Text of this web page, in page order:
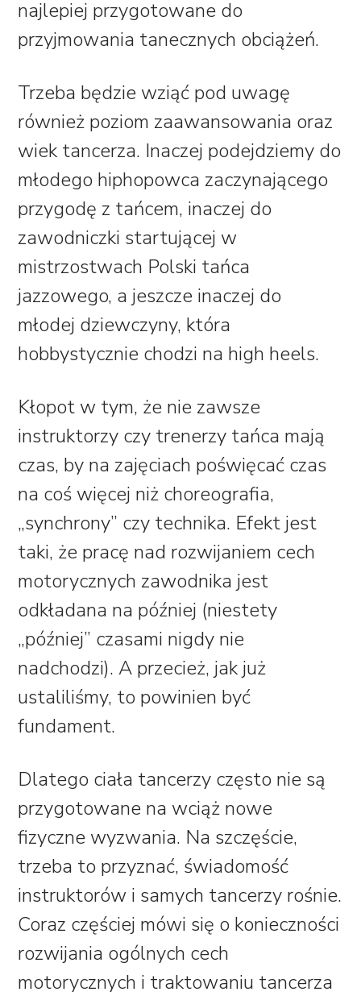
najlepiej przygotowane do
przyjmowania tanecznych obciążeń.
Trzeba będzie wziąć pod uwagę
również poziom zaawansowania oraz
wiek tancerza. Inaczej podejdziemy do
młodego hiphopowca zaczynającego
przygodę z tańcem, inaczej do
zawodniczki startującej w
mistrzostwach Polski tańca
jazzowego, a jeszcze inaczej do
młodej dziewczyny, która
hobbystycznie chodzi na high heels.
Kłopot w tym, że nie zawsze
instruktorzy czy trenerzy tańca mają
czas, by na zajęciach poświęcać czas
na coś więcej niż choreografia,
„synchrony” czy technika. Efekt jest
taki, że pracę nad rozwijaniem cech
motorycznych zawodnika jest
odkładana na później (niestety
„później” czasami nigdy nie
nadchodzi). A przecież, jak już
ustaliliśmy, to powinien być
fundament.
Dlatego ciała tancerzy często nie są
przygotowane na wciąż nowe
fizyczne wyzwania. Na szczęście,
trzeba to przyznać, świadomość
instruktorów i samych tancerzy rośnie.
Coraz częściej mówi się o konieczności
rozwijania ogólnych cech
motorycznych i traktowaniu tancerza